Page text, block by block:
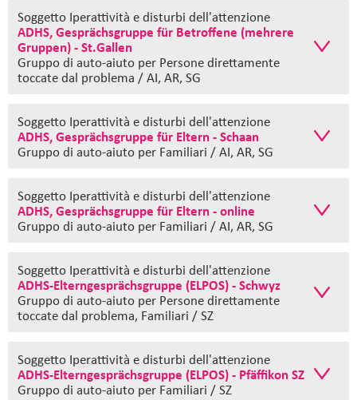
Soggetto Iperattività e disturbi dell'attenzione
ADHS, Gesprächsgruppe für Betroffene (mehrere
Gruppen) - St.Gallen
Gruppo di auto-aiuto per Persone direttamente
toccate dal problema / AI, AR, SG
Soggetto Iperattività e disturbi dell'attenzione
ADHS, Gesprächsgruppe für Eltern - Schaan
Gruppo di auto-aiuto per Familiari / AI, AR, SG
Soggetto Iperattività e disturbi dell'attenzione
ADHS, Gesprächsgruppe für Eltern - online
Gruppo di auto-aiuto per Familiari / AI, AR, SG
Soggetto Iperattività e disturbi dell'attenzione
ADHS-Elterngesprächsgruppe (ELPOS) - Schwyz
Gruppo di auto-aiuto per Persone direttamente
toccate dal problema, Familiari / SZ
Soggetto Iperattività e disturbi dell'attenzione
ADHS-Elterngesprächsgruppe (ELPOS) - Pfäffikon SZ
Gruppo di auto-aiuto per Familiari / SZ